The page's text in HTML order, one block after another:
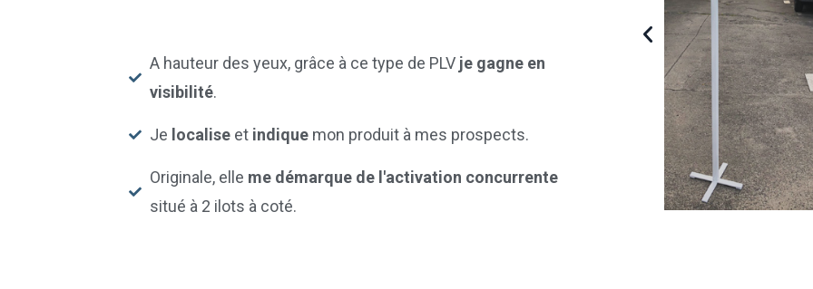
A hauteur des yeux, grâce à ce type de PLV je gagne en
visibilité.
Je localise et indiquemon produit à mes prospects.
Originale, elle me démarque de l'activation concurrente
situé à 2 ilots à coté.